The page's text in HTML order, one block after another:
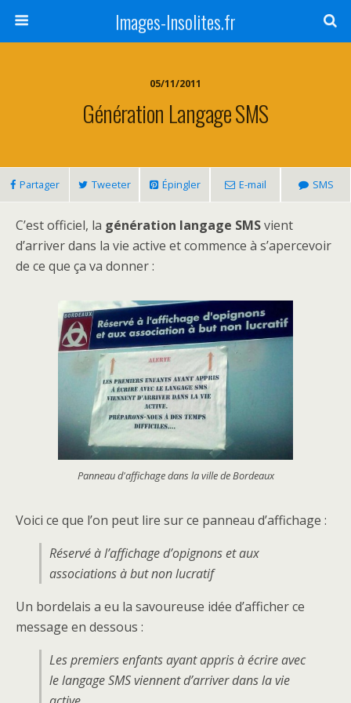
Images-Insolites.fr
05/11/2011
Génération Langage SMS
Partager Tweeter Épingler E-mail SMS
C’est officiel, la génération langage SMSvient
d’arriver dans la vie active et commence à s’apercevoir
de ce que ça va donner :
Panneau d'affichage dans la ville de Bordeaux
Voici ce que l’on peut lire sur ce panneau d’affichage :
Réservé à l’affichage d’opignons et aux
associations à but non lucratif
Un bordelais a eu la savoureuse idée d’afficher ce
message en dessous :
Les premiers enfants ayant appris à écrire avec
le langage SMS viennent d’arriver dans la vie